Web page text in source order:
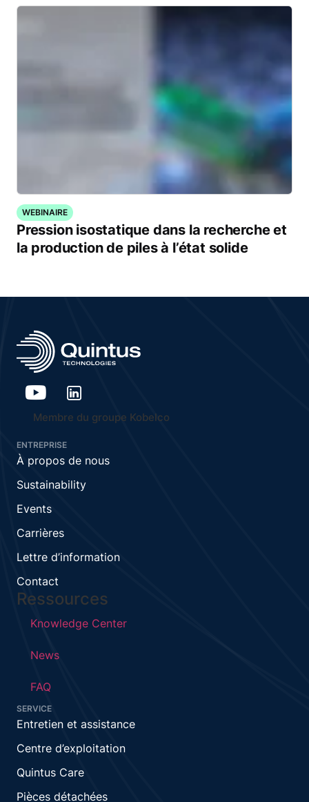
WEBINAIRE
Pression isostatique dans la recherche et
la production de piles à l’état solide
Membre du groupe Kobelco
ENTREPRISE
À propos de nous
Sustainability
Events
Carrières
Lettre d’information
Contact
Ressources
Knowledge Center
News
FAQ
SERVICE
Entretien et assistance
Centre d’exploitation
Quintus Care
Pièces détachées